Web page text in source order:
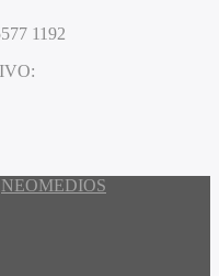
1192
NEOMEDIOS